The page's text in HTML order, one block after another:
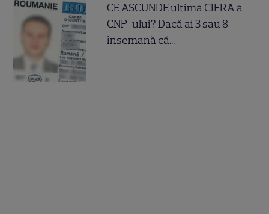
CE ASCUNDE ultima CIFRA a
CNP-ului? Dacă ai 3 sau 8
însemană că...